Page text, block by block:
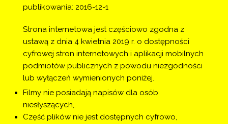
publikowania: 2016-12-1
Strona internetowa jest częściowo zgodna z
ustawą z dnia 4 kwietnia 2019 r. o dostępności
cyfrowej stron internetowych i aplikacji mobilnych
podmiotów publicznych z powodu niezgodności
lub wyłączeń wymienionych poniżej.
Filmy nie posiadają napisów dla osób
niesłyszących,.
Część plików nie jest dostępnych cyfrowo,